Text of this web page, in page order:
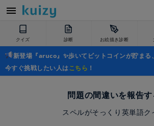
クイズ 診断 お絵描き診断
新登場『aruco』✨歩いてビットコインが貯まる
今すぐ挑戦したい人はこちら ！
問題の間違いを報告す
スペルがそっくり英単語ク